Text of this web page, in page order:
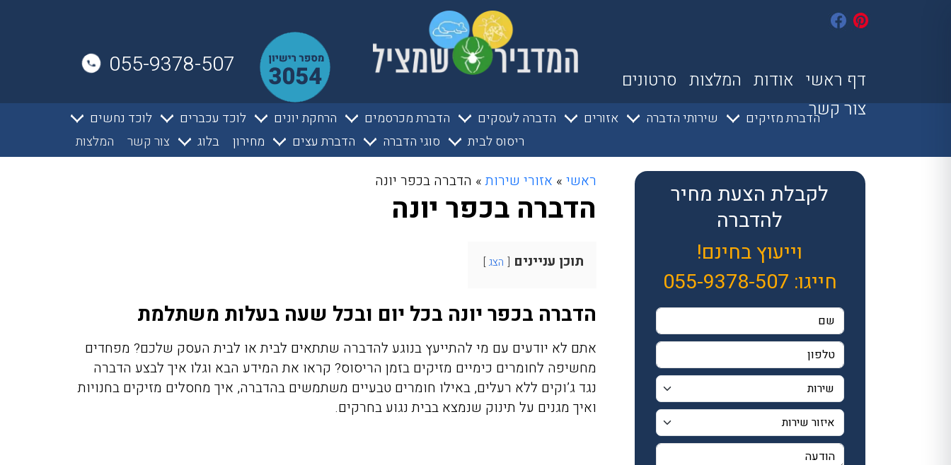
דף ראשי אודות המלצות סרטונים
צור קשר
055-9378-507
הדברת מזיקים שירותי הדברה אזורים הדברה לעסקים הדברת מכרסמים הרחקת יונים לוכד עכברים
לוכד נחשים
ריסוס לבית
סוגי הדברה הדברת עצים מחירון בלוג צור קשר המלצות
לקבלת הצעת מחיר
להדברה
וייעוץ בחינם!
חייגו: 055-9378-507
ראשי » אזורי שירות» הדברה בכפר יונה
הדברה בכפר יונה
תוכן עניינים הצג
הדברה בכפר יונה בכל יום ובכל שעה בעלות משתלמת
אתם לא יודעים עם מי להתייעץ בנוגע להדברה שתתאים לבית או לבית העסק שלכם? מפחדים
מחשיפה לחומרים כימיים מזיקים בזמן הריסוס? קראו את המידע הבא וגלו איך לבצע הדברה
נגד ג’וקים ללא רעלים, באילו חומרים טבעיים משתמשים בהדברה, איך מחסלים מזיקים בחנויות
ואיך מגנים על תינוק שנמצא בבית נגוע בחרקים.